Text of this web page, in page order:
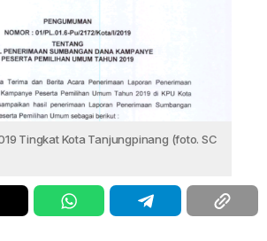
Tingkat Kota Tanjungpinang (foto. SC